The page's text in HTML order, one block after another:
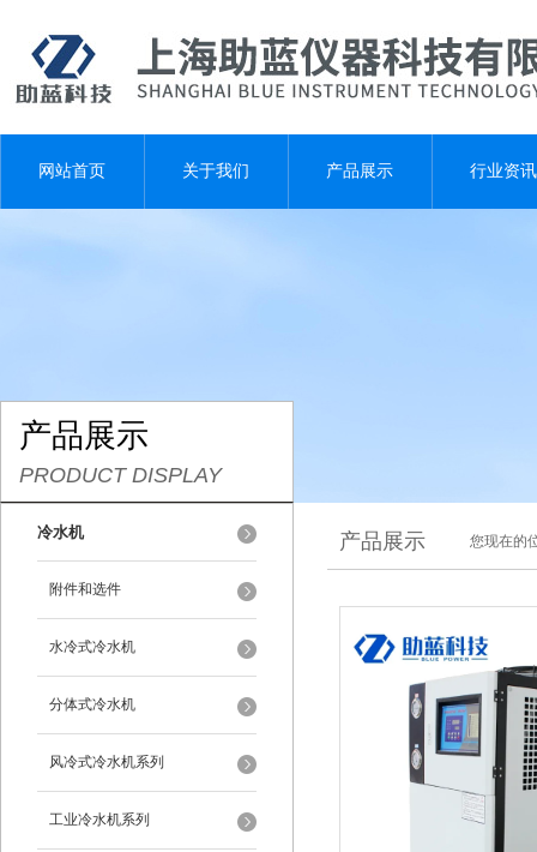
网站首页 关于我们 产品展示 行业资讯
产品展示
PRODUCT DISPLAY
冷水机
附件和选件
水冷式冷水机
分体式冷水机
风冷式冷水机系列
工业冷水机系列
产品展示 您现在的